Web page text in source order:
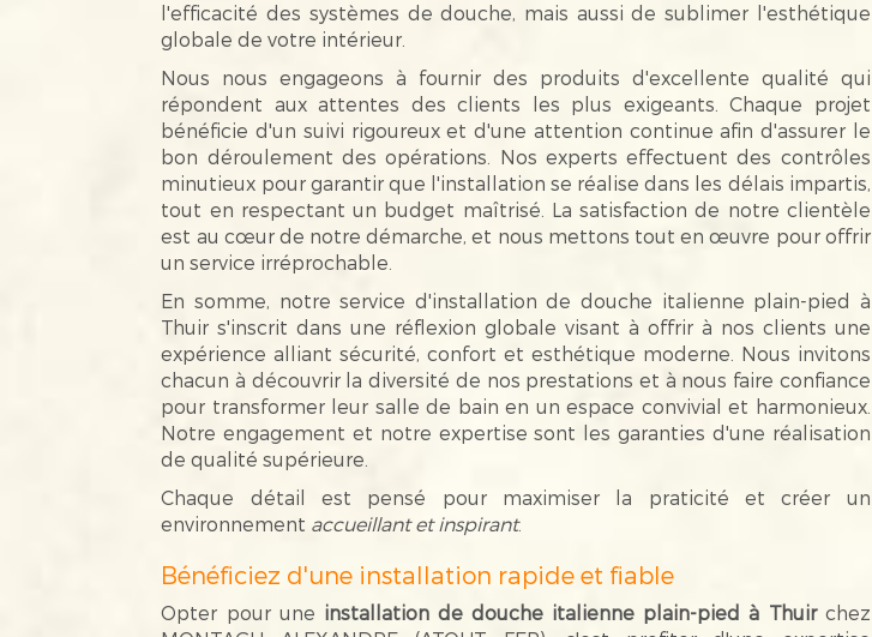
l'efficacité des systèmes de douche, mais aussi de sublimer l'esthétique
globale de votre intérieur.
Nous nous engageons à fournir des produits d'excellente qualité qui
répondent aux attentes des clients les plus exigeants. Chaque projet
bénéficie d'un suivi rigoureux et d'une attention continue afin d'assurer le
bon déroulement des opérations. Nos experts effectuent des contrôles
minutieux pour garantir que l'installation se réalise dans les délais impartis,
tout en respectant un budget maîtrisé. La satisfaction de notre clientèle
est au cœur de notre démarche, et nous mettons tout en œuvre pour offrir
un service irréprochable.
En somme, notre service d'installation de douche italienne plain-pied à
Thuir s'inscrit dans une réflexion globale visant à offrir à nos clients une
expérience alliant sécurité, confort et esthétique moderne. Nous invitons
chacun à découvrir la diversité de nos prestations et à nous faire confiance
pour transformer leur salle de bain en un espace convivial et harmonieux.
Notre engagement et notre expertise sont les garanties d'une réalisation
de qualité supérieure.
Chaque détail est pensé pour maximiser la praticité et créer un
environnement accueillant et inspirant.
Bénéficiez d'une installation rapide et fiable
Opter pour une installation de douche italienne plain-pied à Thuirchez